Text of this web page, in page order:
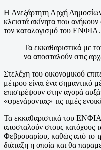
Η Ανεξάρτητη Αρχή
κλειστά ακίνητα που
τον καταλογισμό του ΕΝΦΙΑ.
Τα εκκαθαριστικά με
να αποσταλούν στις
Στελέχη του οικονομικού
μέτρου είναι ένα σημαντικό
επιστρέψουν στην αγορά
«φρενάροντας» τις τιμές
Τα εκκαθαριστικά του
αποσταλούν στους κατόχους
Φεβρουαρίου, καθώς από το
διάταξη η οποία και θα